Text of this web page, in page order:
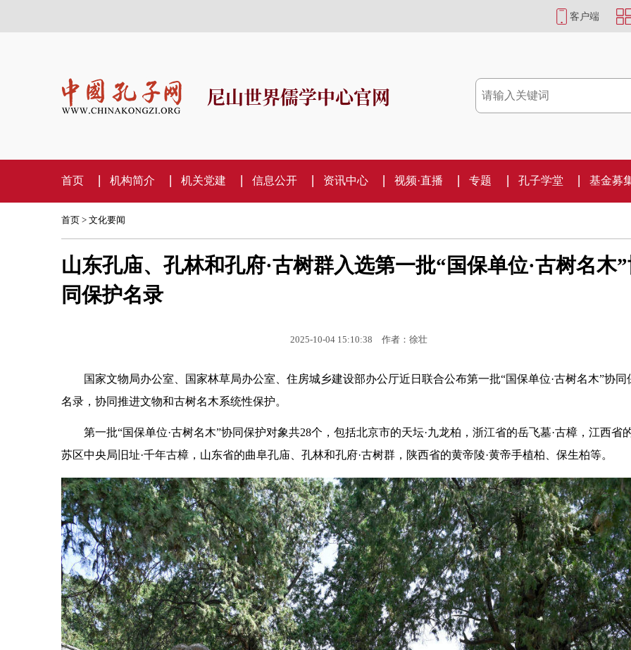
客户端
尼山世界儒学中心官网
首页 机构简介 机关党建 信息公开 资讯中心 视频·直播 专题 孔子学堂 基金募
首页 > 文化要闻
山东孔庙、孔林和孔府·古树群入选第一批“国保单位·古树名木
同保护名录
2025-10-04 15:10:38 作者：徐壮
国家文物局办公室、国家林草局办公室、住房城乡建设部办公厅近日联合公布第一批“国保单位·古树名木”协同
名录，协同推进文物和古树名木系统性保护。
第一批“国保单位·古树名木”协同保护对象共28个，包括北京市的天坛·九龙柏，浙江省的岳飞墓·古樟，江西省
苏区中央局旧址·千年古樟，山东省的曲阜孔庙、孔林和孔府·古树群，陕西省的黄帝陵·黄帝手植柏、保生柏等。